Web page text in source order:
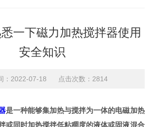
一下磁力加热搅拌器使用
安全知识
：2022-07-18 点击次数：2814
是一种能够集加热与搅拌为一体的电磁加热
或同时加热搅拌低粘稠度的液体或固液混合